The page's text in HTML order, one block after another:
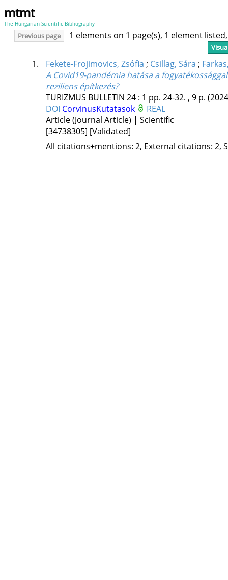
mtmt
The Hungarian Scientific Bibliography
Previous page 1 elements on 1 page(s), 1 element
1. Fekete-Frojimovics, Zsófia ; Csillag, Sára ;
A Covid19-pandémia hatása a
reziliens építkezés?
TURIZMUS BULLETIN 24: 1 pp. 24-32. , 9 p.
DOI CorvinusKutatasok
REAL
Article (Journal Article) | Scientific
[34738305] [Validated]
All citations+mentions: 2, External citations: 2,